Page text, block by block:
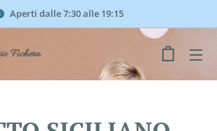
Aperti dalle 7:30 alle 19:15
Fichera